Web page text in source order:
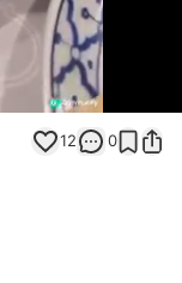
12 0